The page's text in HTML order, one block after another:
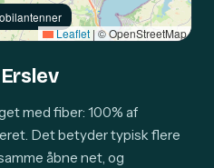
Leaflet | © OpenStreetMap
med fiber: 100% af
Det betyder typisk flere
åbne net, og